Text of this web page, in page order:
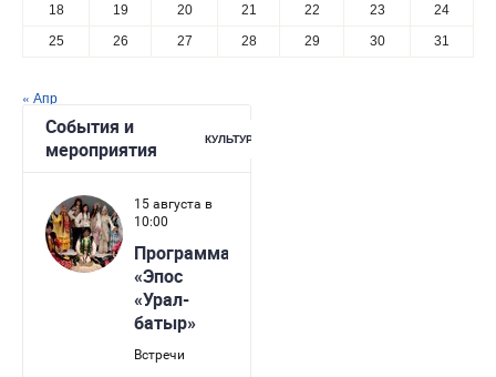
18
19 20 21 22 23
24
25
26 27 28 29 30 31
« Апр